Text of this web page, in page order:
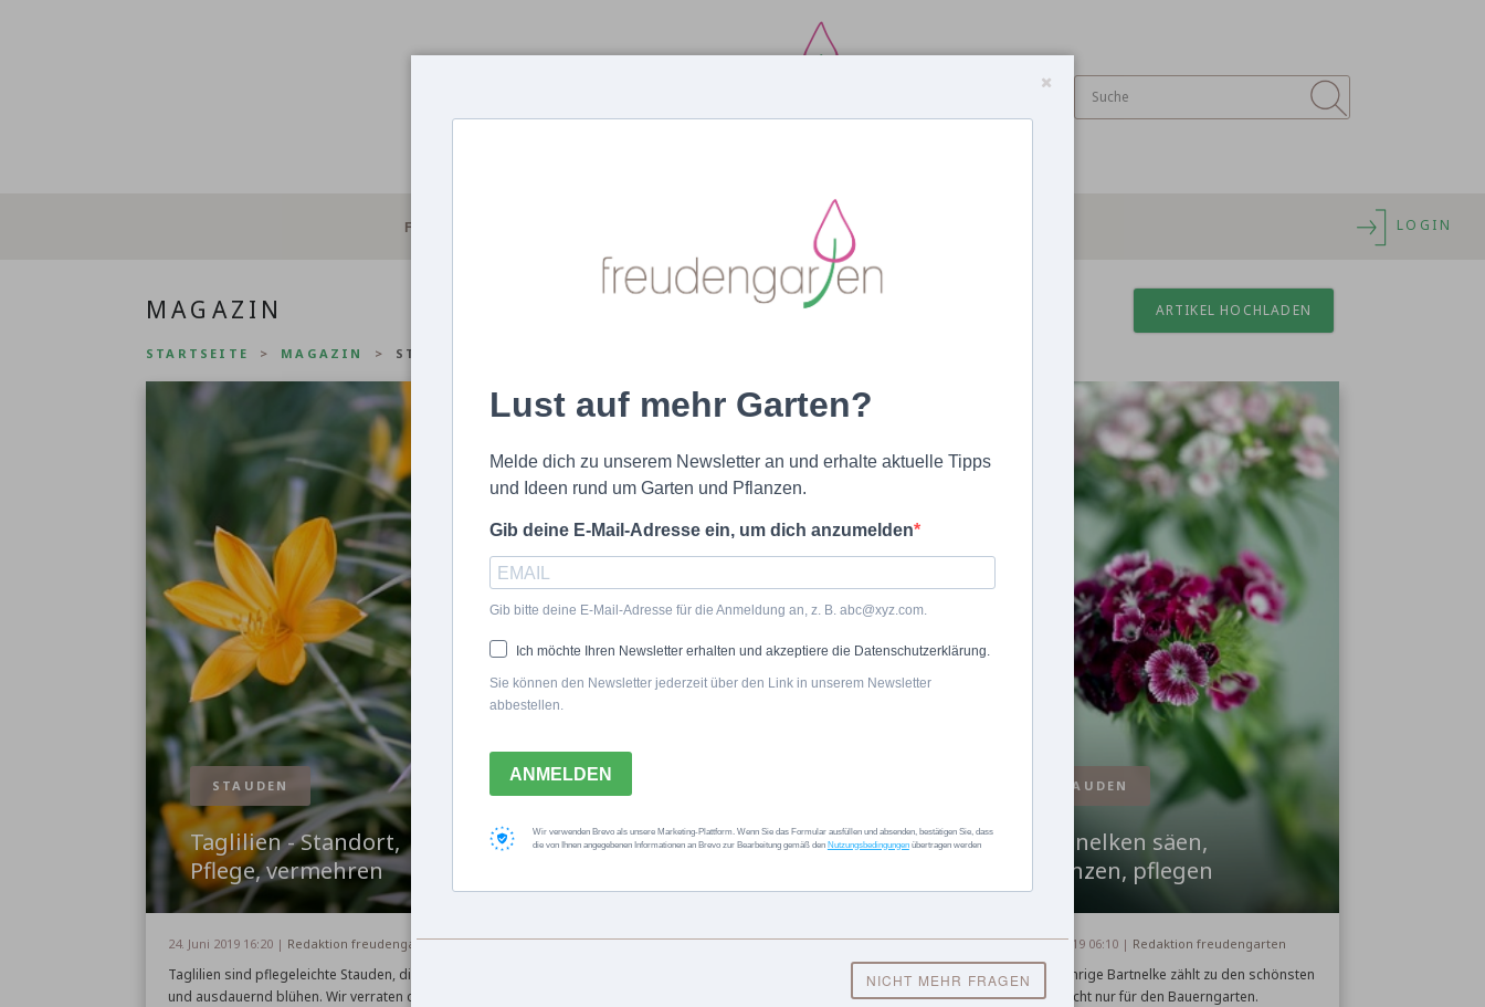
FOTOS LOGIN
MAGAZIN ARTIKEL HOCHLADEN
STARTSEITE MAGAZIN STAUDEN
STAUDEN
Taglilien - Standort,
Pflege, vermehren
24. Juni 2019 16:20 | Redaktion freudengarten
Taglilien sind pflegeleichte Stauden, die lange
und ausdauernd blühen. Wir verraten die besten
STAUDEN
vermehren
23. Mai 2019 14:43 |Redaktion freudengarten
Bienen magisch an. Die kleine Pflanze ist gut zur
Alles über Pflege, Standort, Boden der
STAUDEN
Bartnelken säen,
pflanzen, pflegen
29. April 2019 06:10 | Redaktion freudengarten
Die zweijährige Bartnelke zählt zu den schönsten
Blumen, nicht nur für den Bauerngarten.
Lust auf mehr Garten?
Melde dich zu unserem Newsletter an und erhalte aktuelle Tipps
und Ideen rund um Garten und Pflanzen.
Gib deine E-Mail-Adresse ein, um dich anzumelden
Gib bitte deine E-Mail-Adresse für die Anmeldung an, z. B. abc@xyz.com.
Ich möchte Ihren Newsletter erhalten und akzeptiere die Datenschutzerklärung.
Sie können den Newsletter jederzeit über den Link in unserem Newsletter
abbestellen.
ANMELDEN
Wir verwenden Brevo als unsere Marketing-Plattform. Wenn Sie das Formular ausfüllen und absenden, bestätigen Sie, dass
die von Ihnen angegebenen Informationen an Brevo zur Bearbeitung gemäß den Nutzungsbedingungenübertragen werden
NICHT MEHR FRAGEN